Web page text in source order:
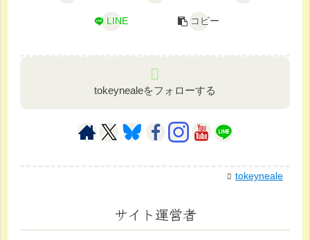
LINE コピー
tokeynealeをフォローする
tokeyneale
サイト運営者